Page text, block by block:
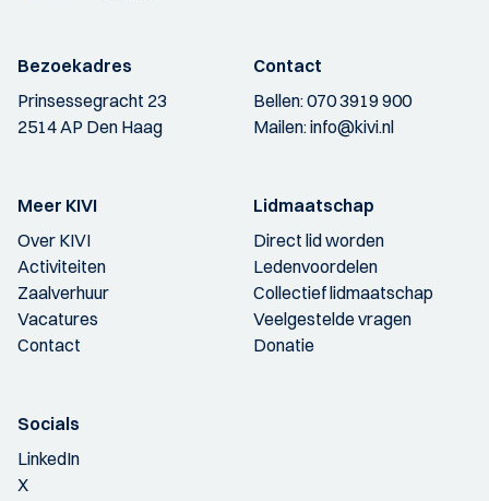
Bezoekadres
Prinsessegracht 23
2514 AP Den Haag
Contact
Bellen:070 3919 900
Mailen:info@kivi.nl
Meer KIVI
Over KIVI
Activiteiten
Zaalverhuur
Vacatures
Contact
Lidmaatschap
Direct lid worden
Ledenvoordelen
Collectief lidmaatschap
Veelgestelde vragen
Donatie
Socials
LinkedIn
X